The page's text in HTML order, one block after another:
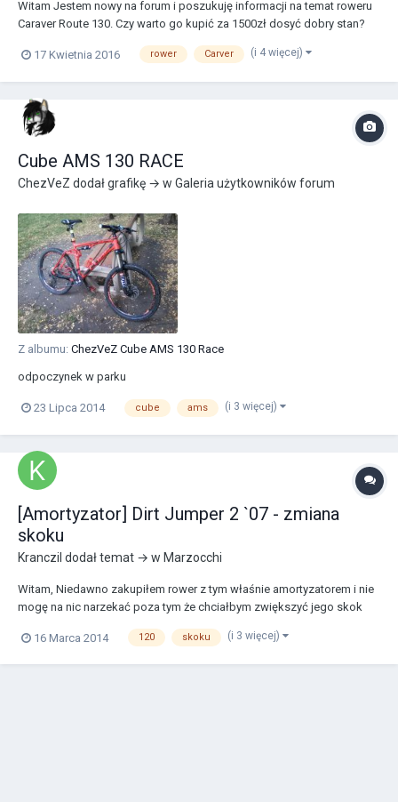
Witam Jestem nowy na forum i poszukuję informacji na temat roweru
Caraver Route 130. Czy warto go kupić za 1500zł dosyć dobry stan?
w tym dosyć zielony Pozdrawiam
17 Kwietnia 2016 rower Carver (i 4 więcej)
Cube AMS 130 RACE
ChezVeZ dodał grafikę → w Galeria użytkowników forum
Z albumu: ChezVeZ Cube AMS 130 Race
odpoczynek w parku
23 Lipca 2014 cube ams (i 3 więcej)
[Amortyzator] Dirt Jumper 2 `07 - zmiana
skoku
Kranczil dodał temat → w Marzocchi
Witam, Niedawno zakupiłem rower z tym właśnie amortyzatorem i nie
mogę na nic narzekać poza tym że chciałbym zwiększyć jego skok
internecie czytałem że chyba można to zrobić przekładając jakieś
16 Marca 2014 120 skoku (i 3 więcej)